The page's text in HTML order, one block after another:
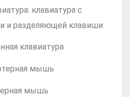
клавиатура с
и разделяющей клавиши
клавиатура
мышь
мышь